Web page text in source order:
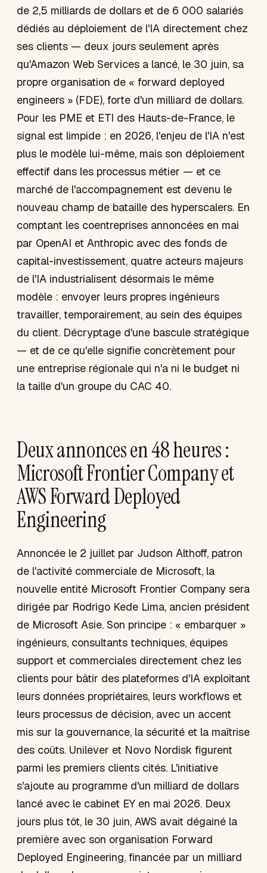
de 2,5 milliards de dollars et de 6 000 salariés
dédiés au déploiement de l'IA directement chez
ses clients — deux jours seulement après
qu'Amazon Web Services a lancé, le 30 juin, sa
propre organisation de « forward deployed
engineers » (FDE), forte d'un milliard de dollars.
Pour les PME et ETI des Hauts-de-France, le
signal est limpide : en 2026, l'enjeu de l'IA n'est
plus le modèle lui-même, mais son déploiement
effectif dans les processus métier — et ce
marché de l'accompagnement est devenu le
nouveau champ de bataille des hyperscalers. En
comptant les coentreprises annoncées en mai
par OpenAI et Anthropic avec des fonds de
capital-investissement, quatre acteurs majeurs
de l'IA industrialisent désormais le même
modèle : envoyer leurs propres ingénieurs
travailler, temporairement, au sein des équipes
du client. Décryptage d'une bascule stratégique
— et de ce qu'elle signifie concrètement pour
une entreprise régionale qui n'a ni le budget ni
la taille d'un groupe du CAC 40.
Deux annonces en 48 heures :
Microsoft Frontier Company et
AWS Forward Deployed
Engineering
Annoncée le 2 juillet par Judson Althoff, patron
de l'activité commerciale de Microsoft, la
nouvelle entité Microsoft Frontier Company sera
dirigée par Rodrigo Kede Lima, ancien président
de Microsoft Asie. Son principe : « embarquer »
ingénieurs, consultants techniques, équipes
support et commerciales directement chez les
clients pour bâtir des plateformes d'IA exploitant
leurs données propriétaires, leurs workflows et
leurs processus de décision, avec un accent
mis sur la gouvernance, la sécurité et la maîtrise
des coûts. Unilever et Novo Nordisk figurent
parmi les premiers clients cités. L'initiative
s'ajoute au programme d'un milliard de dollars
lancé avec le cabinet EY en mai 2026. Deux
jours plus tôt, le 30 juin, AWS avait dégainé la
première avec son organisation Forward
Deployed Engineering, financée par un milliard